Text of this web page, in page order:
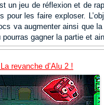
un jeu de réflexion et de
pour les faire exploser.
va augmenter ainsi que
gagner la partie et
revanche d’Alu 2 !